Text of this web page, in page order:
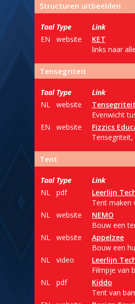
Structuren uitbeelden
Taal Type
Link
EN
website
KET
links naar
Tensegriteit
Taal Type
Link
NL
website
Evenwicht
EN
website
Fizzics
Tent
Taal Type
Link
NL
pdf
Leerlijn
Tent maken
NL
website
NEMO
Bouw een
NL
website
Appelzee
Bouw een
NL
video
Leerlijn
Filmpje van
NL
pdf
Kiddo
Tent van